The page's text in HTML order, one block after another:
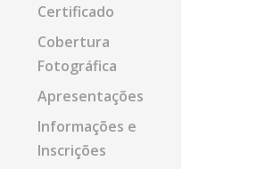
Certificado
Cobertura
Fotográfica
Apresentações
Informações e
Inscrições